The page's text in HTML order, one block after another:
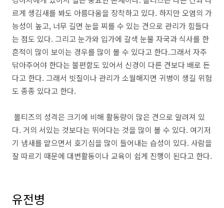
르게 생김새를 봐도 아름다움을 장착하고 있다. 하지만 오염의 가
능성이 높고, 너무 길면 눈을 찌를 수 있는 견으로 관리가 힘들다
는 점도 있다. 그리고 눈가와 입가에 갈색 눈물 자국과 식사를 한
흔적이 많이 보이는 경우를 많이 볼 수 있다고 한다.그래서 자주
닦아주어야 한다는 불편함도 있어서 신경이 다른 견보다 배로 든
다고 한다. 그래서 빗질이나 관리가 소월해지면 귀병이 생길 위험
도 종종 있다고 한다.
몰티즈의 성격은 크기에 비해 활동량이 많은 견으로 알려져 있
다. 거의 서있는 것보다는 뛰어다는 것을 많이 볼 수 있다. 여기저
기 냄새를 맡으면서 호기심을 많이 들어내는 습성이 있다. 사람을
잘 따르기 때문에 대변활동이나 교육이 쉽게 진행이 된다고 한다.
유전병